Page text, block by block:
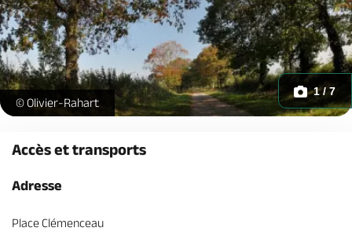
randonnee-torfou-tiffauges-nantes-cholet-anjou-vendee-
© Olivier-Rahart
1 / 7
Accès et transports
Adresse
Place Clémenceau